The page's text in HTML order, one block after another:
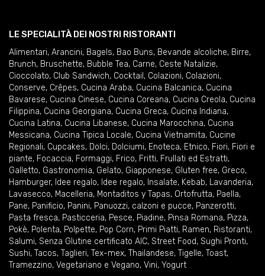
LE SPECIALITÀ DEI NOSTRI RISTORANTI
Alimentari, Arancini, Bagels, Bao Buns, Bevande alcoliche, Birre,
Brunch, Bruschette, Bubble Tea, Carne, Ceste Natalizie,
Cioccolato, Club Sandwich, Cocktail , Colazioni, Colazioni,
Conserve, Crêpes, Cucina Araba, Cucina Balcanica, Cucina
Bavarese, Cucina Cinese, Cucina Coreana, Cucina Creola, Cucina
Filippina, Cucina Georgiana, Cucina Greca, Cucina Indiana,
Cucina Latina, Cucina Libanese, Cucina Marocchina, Cucina
Messicana, Cucina Tipica Locale, Cucina Vietnamita, Cucine
Regionali, Cupcakes, Dolci, Dolciumi, Enoteca, Etnico, Fiori, Fiori e
piante, Focaccia, Formaggi, Frico, Fritti, Frullati ed Estratti,
Galletto, Gastronomia, Gelato, Giapponese, Gluten free, Greco,
Hamburger, Idee regalo, Idee regalo, Insalate, Kebab, Lavanderia,
Lavasecco, Macelleria, Montaditos y Tapas, Ortofrutta, Paella,
Pane, Panificio, Panini, Panuozzi, calzoni e pucce, Panzerotti,
Pasta fresca, Pasticceria, Pesce, Piadine, Pinsa Romana, Pizza,
Pokè, Polenta, Polpette, Pop Corn, Primi Piatti, Ramen, Ristoranti,
Salumi, Senza Glutine certificato AIC, Street Food, Sughi Pronti,
Sushi, Tacos, Taglieri, Tex-mex, Thailandese, Tigelle, Toast,
Tramezzino, Vegetariano e Vegano, Vini, Yogurt